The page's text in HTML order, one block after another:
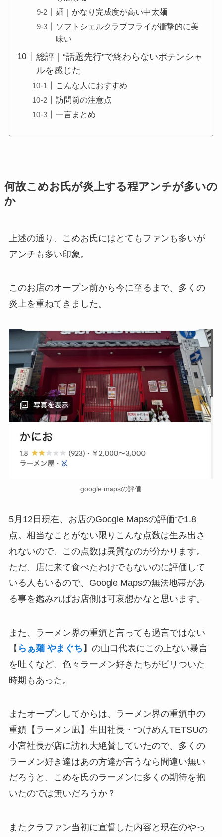
麺｜かなり完成度が高い中太麺
ソフトシェルクラブフライが衝撃的に美
味い
総評｜“話題先行”で終わらないポテンシャ
ルを感じた
こんな人におすすめ
訪問前の注意点
一言まとめ
何故こめお氏が炎上する程アンチが多いの
か
上述の通り、こめお氏にはとてもファンも多いが
アンチも多い印象。
このお店のオープン前から今に至るまで、多くの
炎上を重ねてきました。
google mapsの評価
5月12日現在、お店のGoogle Mapsの評価で1.8
点。相当なことがない限りこんな点数は生み出さ
れないので、この点数は異質なのが分かります。
ただ、店に来て食べたわけでもないのに評価して
いる人もいるので、Google Mapsの無法地帯があ
る事を鑑みればお店側は可哀想かなと思います。
また、ラーメン界の重鎮と言っても過言ではない
【 らぁ麺 やまぐち 】 の山口代表にこの上ない暴言
を吐くなど、色々ラーメン好きたちがピリついた
時期もあった。
またオープンしてからは、ラーメン界の重鎮中の
重鎮【ラーメン凪】生田社長・つけめんTETSUの
小宮社長が店に訪れ大絶賛していたので、多くの
ラーメン好き達はあの方達が言うなら間違い無い
だろうと、こめを氏のラーメンに多くの期待を抱
いたのでは無いだろうか？
またクラファン当初に宣誓した内容と現在のやっ